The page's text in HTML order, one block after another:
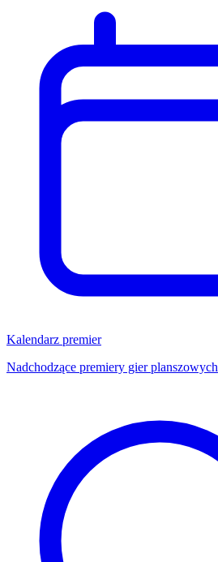
Kalendarz premier
Nadchodzące premiery gier planszowych